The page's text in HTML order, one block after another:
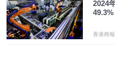
2024
香港商報